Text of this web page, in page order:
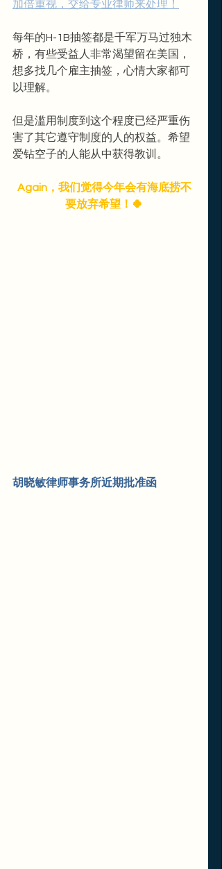
加倍重视，交给专业律师来处理！
每年的H-1B抽签都是千军万马过独木
桥，有些受益人非常渴望留在美国，
想多找几个雇主抽签，心情大家都可
以理解。
但是滥用制度到这个程度已经严重伤
害了其它遵守制度的人的权益。希望
爱钻空子的人能从中获得教训。
Again，我们觉得今年会有海底捞不
要放弃希望！🍀
胡晓敏律师事务所近期批准函